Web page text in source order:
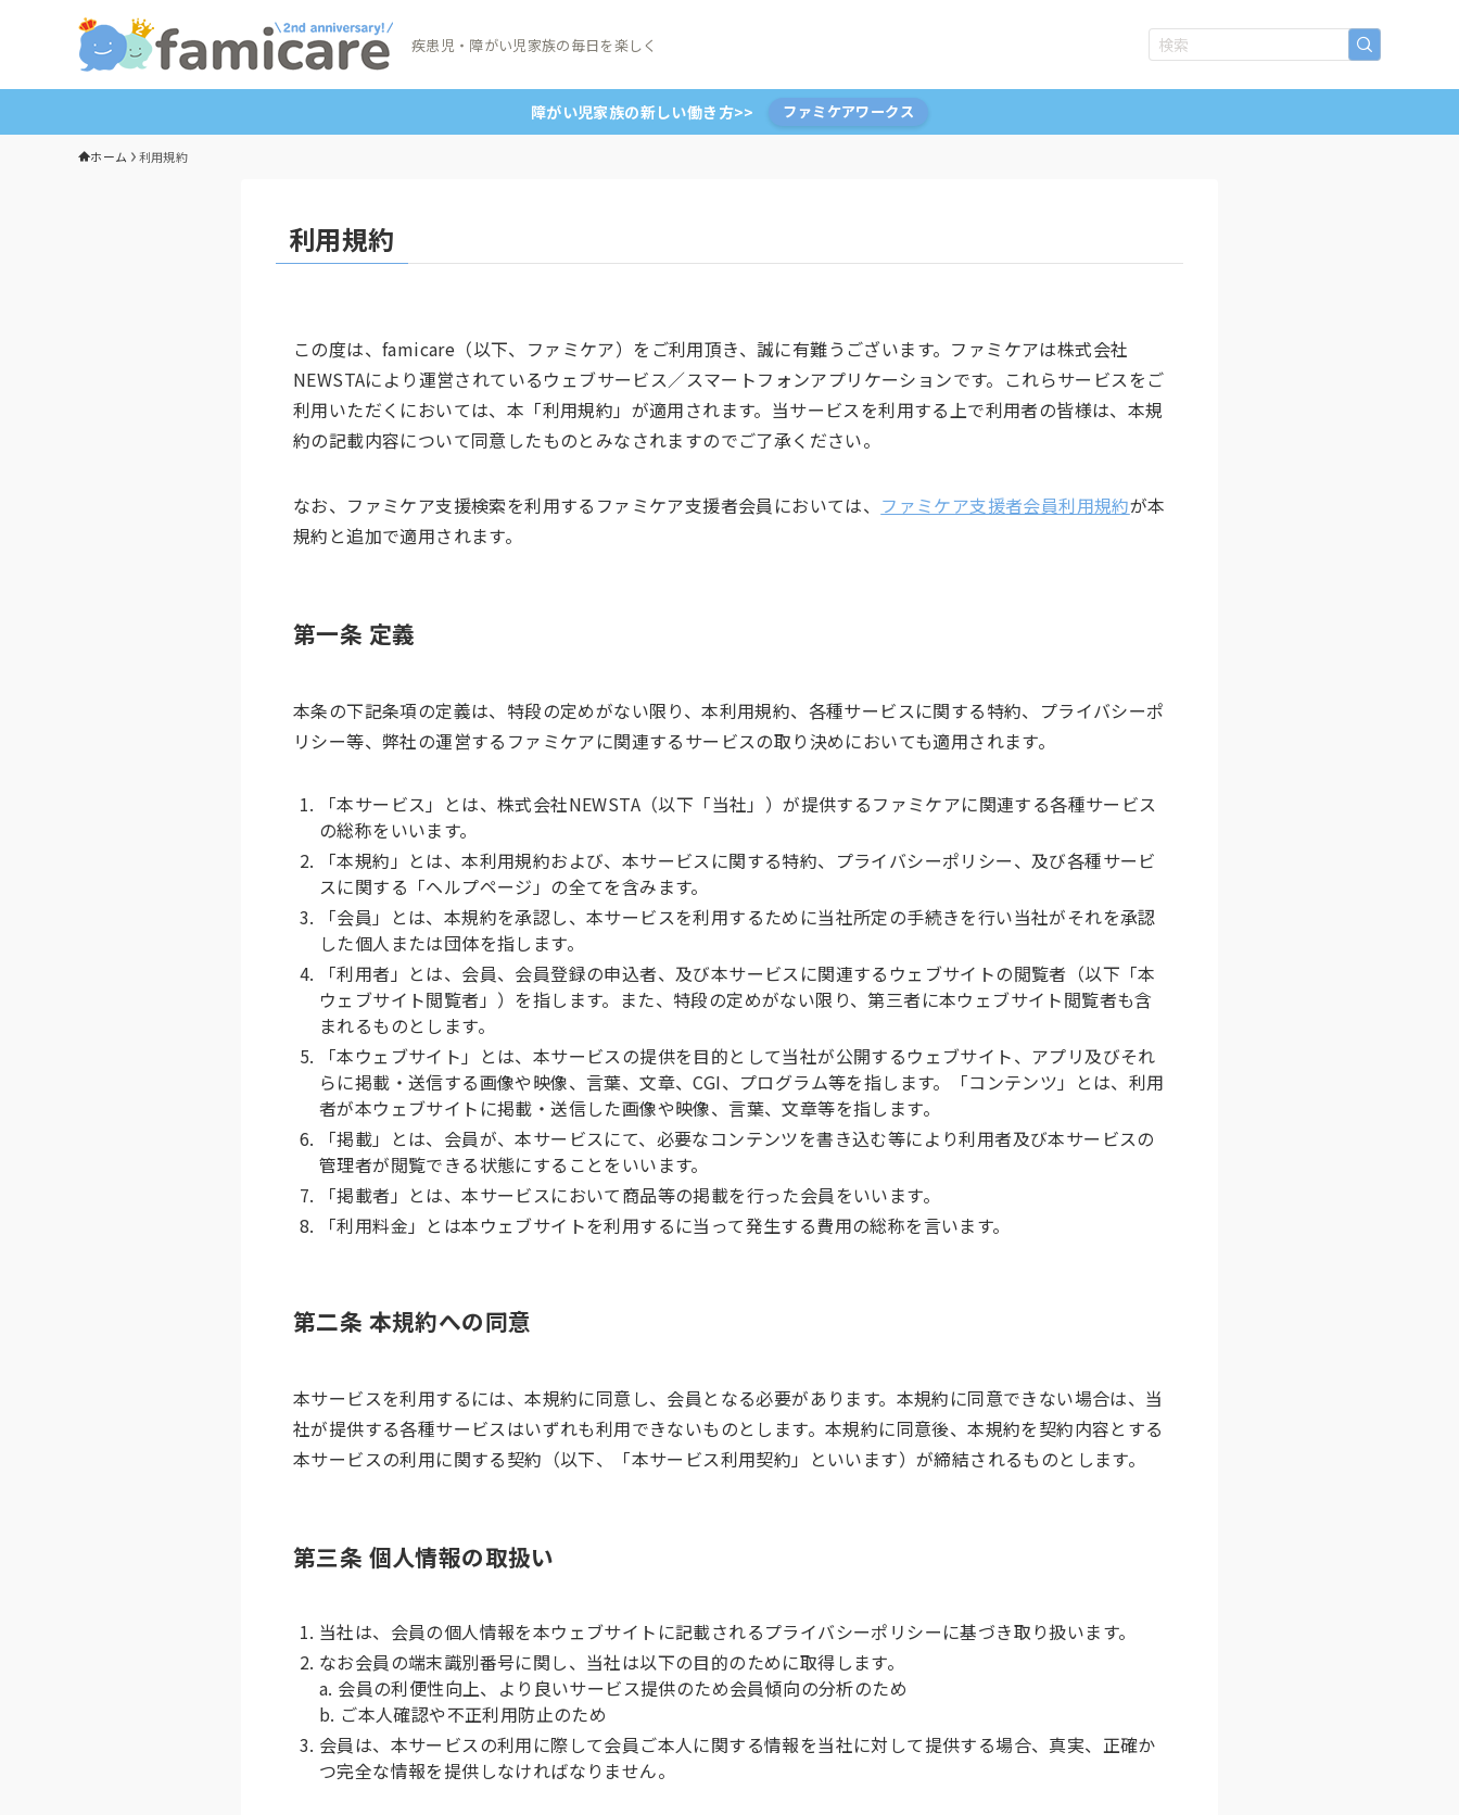
疾患児・障がい児家族の毎日を楽しく
障がい児家族の新しい働き方>> ファミケアワークス
ホーム 利用規約
利用規約
この度は、famicare（以下、ファミケア）をご利用頂き、誠に有難うございます。ファミケアは株式会社
NEWSTAにより運営されているウェブサービス／スマートフォンアプリケーションです。これらサービスをご
利用いただくにおいては、本「利用規約」が適用されます。当サービスを利用する上で利用者の皆様は、本規
約の記載内容について同意したものとみなされますのでご了承ください。
なお、ファミケア支援検索を利用するファミケア支援者会員においては、 ファミケア支援者会員利用規約が本
規約と追加で適用されます。
第一条 定義
本条の下記条項の定義は、特段の定めがない限り、本利用規約、各種サービスに関する特約、プライバシーポ
リシー等、弊社の運営するファミケアに関連するサービスの取り決めにおいても適用されます。
「本サービス」とは、株式会社NEWSTA（以下「当社」）が提供するファミケアに関連する各種サービス
の総称をいいます。
「本規約」とは、本利用規約および、本サービスに関する特約、プライバシーポリシー、及び各種サービ
スに関する「ヘルプページ」の全てを含みます。
「会員」とは、本規約を承認し、本サービスを利用するために当社所定の手続きを行い当社がそれを承認
した個人または団体を指します。
「利用者」とは、会員、会員登録の申込者、及び本サービスに関連するウェブサイトの閲覧者（以下「本
ウェブサイト閲覧者」）を指します。また、特段の定めがない限り、第三者に本ウェブサイト閲覧者も含
まれるものとします。
「本ウェブサイト」とは、本サービスの提供を目的として当社が公開するウェブサイト、アプリ及びそれ
らに掲載・送信する画像や映像、言葉、文章、CGI、プログラム等を指します。「コンテンツ」とは、利用
者が本ウェブサイトに掲載・送信した画像や映像、言葉、文章等を指します。
「掲載」とは、会員が、本サービスにて、必要なコンテンツを書き込む等により利用者及び本サービスの
管理者が閲覧できる状態にすることをいいます。
「掲載者」とは、本サービスにおいて商品等の掲載を行った会員をいいます。
「利用料金」とは本ウェブサイトを利用するに当って発生する費用の総称を言います。
第二条 本規約への同意
本サービスを利用するには、本規約に同意し、会員となる必要があります。本規約に同意できない場合は、当
社が提供する各種サービスはいずれも利用できないものとします。本規約に同意後、本規約を契約内容とする
本サービスの利用に関する契約（以下、「本サービス利用契約」といいます）が締結されるものとします。
第三条 個人情報の取扱い
当社は、会員の個人情報を本ウェブサイトに記載されるプライバシーポリシーに基づき取り扱います。
なお会員の端末識別番号に関し、当社は以下の目的のために取得します。
a. 会員の利便性向上、より良いサービス提供のため会員傾向の分析のため
b. ご本人確認や不正利用防止のため
会員は、本サービスの利用に際して会員ご本人に関する情報を当社に対して提供する場合、真実、正確か
つ完全な情報を提供しなければなりません。